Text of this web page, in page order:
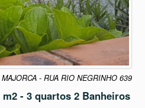
- RUA RIO NEGRINHO 639
m2 - 3 quartos 2 Banheiros